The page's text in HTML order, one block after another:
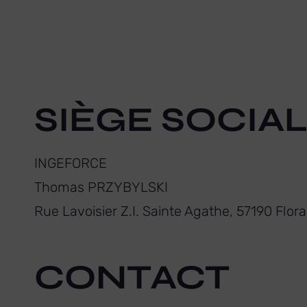
SIÈGE SOCIAL
INGEFORCE
Thomas PRZYBYLSKI
Rue Lavoisier Z.I. Sainte Agathe, 57190
CONTACT